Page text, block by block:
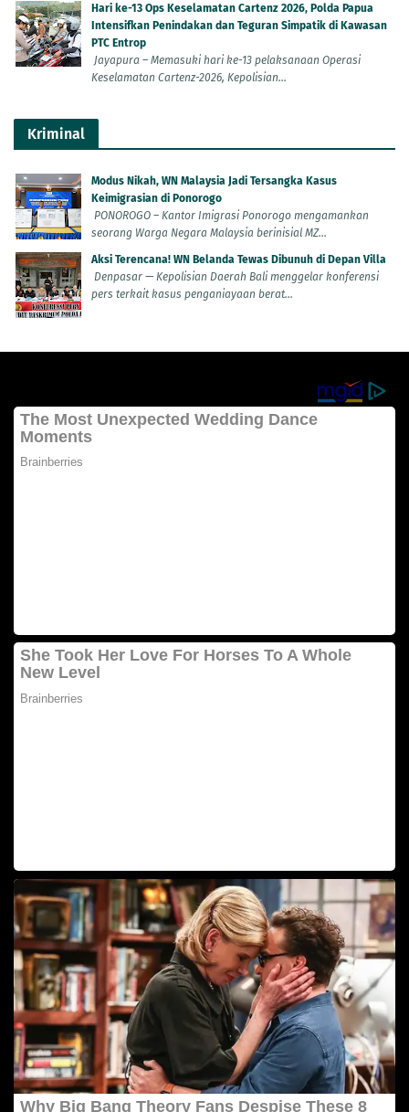
Hari ke-13 Ops Keselamatan Cartenz 2026, Polda Papua
Intensifkan Penindakan dan Teguran Simpatik di Kawasan
PTC Entrop
Jayapura – Memasuki hari ke-13 pelaksanaan Operasi
Keselamatan Cartenz-2026, Kepolisian...
Kriminal
Modus Nikah, WN Malaysia Jadi Tersangka Kasus
Keimigrasian di Ponorogo
PONOROGO – Kantor Imigrasi Ponorogo mengamankan
seorang Warga Negara Malaysia berinisial MZ...
Aksi Terencana! WN Belanda Tewas Dibunuh di Depan Villa
Denpasar — Kepolisian Daerah Bali menggelar konferensi
pers terkait kasus penganiayaan berat...